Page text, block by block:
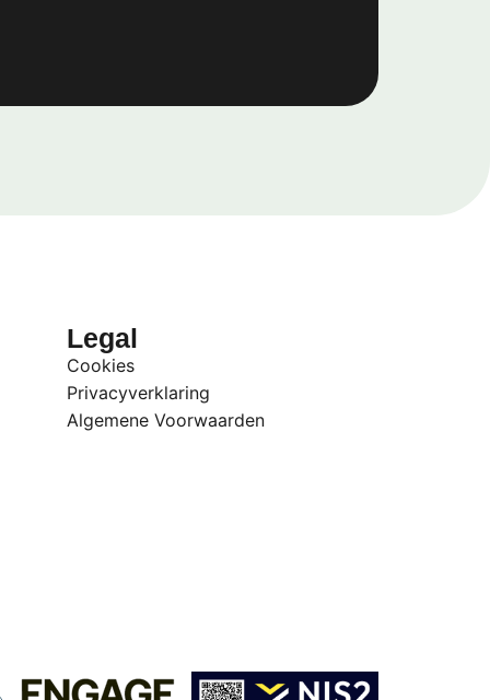
Legal
Cookies
Privacyverklaring
Algemene Voorwaarden